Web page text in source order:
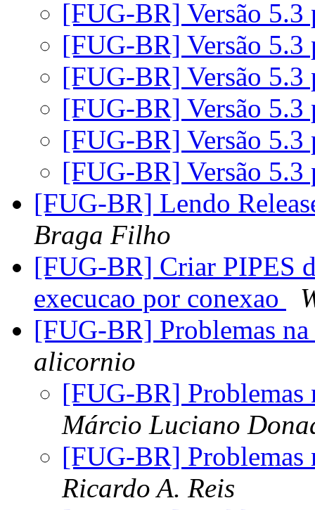
[FUG-BR] Versão 5.3
[FUG-BR] Versão 5.3
[FUG-BR] Versão 5.3
[FUG-BR] Versão 5.3
[FUG-BR] Versão 5.3
[FUG-BR] Versão 5.3
[FUG-BR] Lendo
Braga Filho
[FUG-BR] Criar PIPES
execucao por conexao
[FUG-BR] Problemas
alicornio
[FUG-BR] Problemas
Márcio Luciano
[FUG-BR] Problemas
Ricardo A. Reis